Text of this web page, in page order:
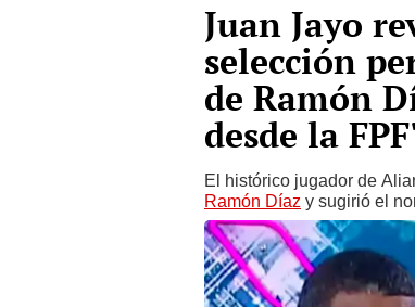
Juan Jayo
selección
de Ramón
desde la
El histórico jugador de
Ramón Díaz y sugirió el